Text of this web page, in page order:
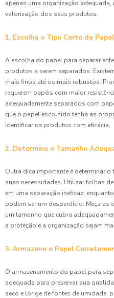
apenas uma organização adequada,
valorização dos seus produtos.
1. Escolha o Tipo Certo de Papel
A escolha do papel para separar
produtos a serem separados.
mais finos até os mais robustos.
requerem papéis com maior
adequadamente separados com
que o papel escolhido tenha as
identificar os produtos com eficácia.
2. Determine o Tamanho
Outra dica importante é determinar
suas necessidades. Utilizar folhas
em uma separação ineficaz,
podem ser um desperdício. Meça
um tamanho que cubra
a proteção e a organização sejam
3. Armazene o Papel
O armazenamento do papel para
adequada para preservar sua
seco e longe de fontes de umidade,